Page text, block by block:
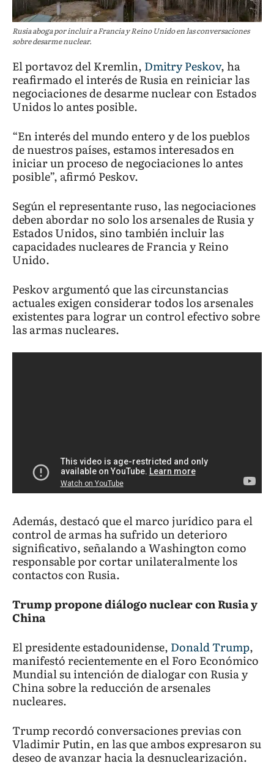
Rusia aboga por incluir a Francia y Reino Unido en las conversaciones
sobre desarme nuclear.
El portavoz del Kremlin, Dmitry Peskov, ha
reafirmado el interés de Rusia en reiniciar las
negociaciones de desarme nuclear con Estados
Unidos lo antes posible.
“En interés del mundo entero y de los pueblos
de nuestros países, estamos interesados ​​en
iniciar un proceso de negociaciones lo antes
posible”, afirmó Peskov.
Según el representante ruso, las negociaciones
deben abordar no solo los arsenales de Rusia y
Estados Unidos, sino también incluir las
capacidades nucleares de Francia y Reino
Unido.
Peskov argumentó que las circunstancias
actuales exigen considerar todos los arsenales
existentes para lograr un control efectivo sobre
las armas nucleares.
Además, destacó que el marco jurídico para el
control de armas ha sufrido un deterioro
significativo, señalando a Washington como
responsable por cortar unilateralmente los
contactos con Rusia.
Trump propone diálogo nuclear con Rusia y
China
El presidente estadounidense, Donald Trump,
manifestó recientemente en el Foro Económico
Mundial su intención de dialogar con Rusia y
China sobre la reducción de arsenales
nucleares.
Trump recordó conversaciones previas con
Vladimir Putin, en las que ambos expresaron su
deseo de avanzar hacia la desnuclearización.